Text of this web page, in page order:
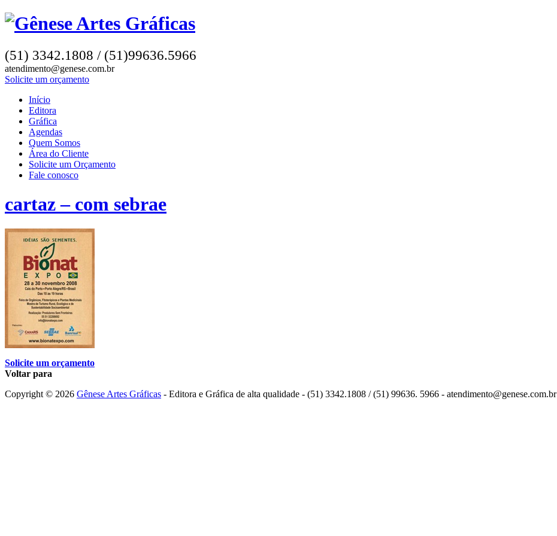
(51) 3342.1808 / (51)99636.5966
atendimento@genese.com.br
Solicite um orçamento
Início
Editora
Gráfica
Agendas
Quem Somos
Área do Cliente
Solicite um Orçamento
Fale conosco
cartaz – com sebrae
Solicite um orçamento
Voltar para
Copyright © 2026 Gênese Artes Gráficas - Editora e Gráfica de alta qualidade - (51) 3342.1808 / (51) 99636. 5966 - atendimento@genese.com.br